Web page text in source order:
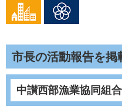
市長の活動報告を掲
中讃西部漁業協同組